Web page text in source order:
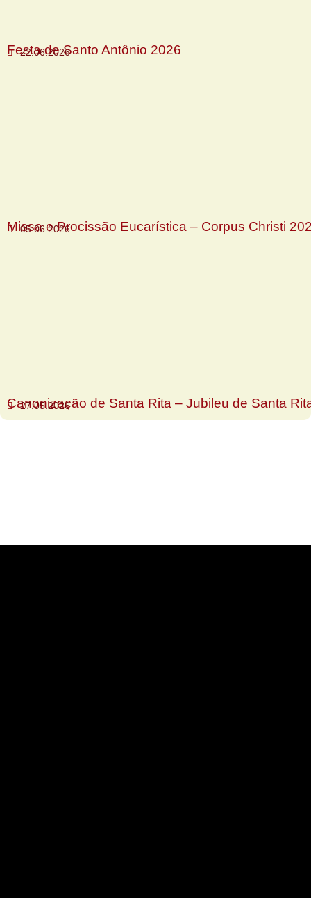
Festa de Santo Antônio 2026
22.06.2026
Missa e Procissão Eucarística – Corpus Christi
05.06.2026
Canonização de Santa Rita – Jubileu de Santa
27.05.2026